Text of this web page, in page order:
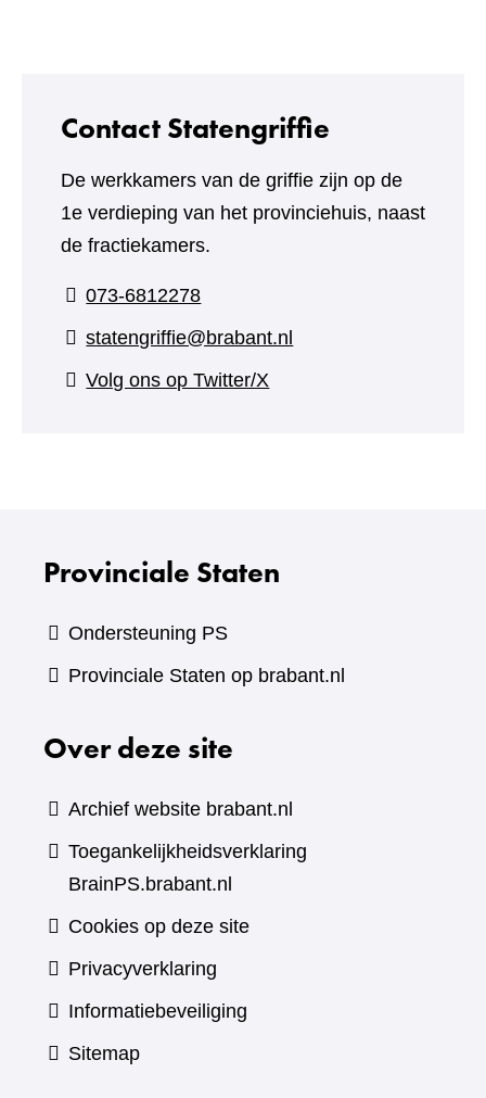
Contact Statengriffie
De werkkamers van de griffie zijn op de
1e verdieping van het provinciehuis, naast
de fractiekamers.
073-6812278
statengriffie@brabant.nl
Volg ons op Twitter/X
Provinciale Staten
Ondersteuning PS
Provinciale Staten op brabant.nl
Over deze site
Archief website brabant.nl
Toegankelijkheidsverklaring
BrainPS.brabant.nl
Cookies op deze site
Privacyverklaring
Informatiebeveiliging
Sitemap